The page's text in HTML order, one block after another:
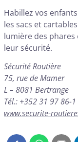
Habillez vos
les sacs et
lumière des
leur sécurité.
Sécurité Routière
75, rue de Mamer
L – 8081 Bertrange
Tél.: +352 31 97 86-1
www.securite-